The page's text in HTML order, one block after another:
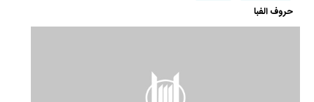
حروف الفبا